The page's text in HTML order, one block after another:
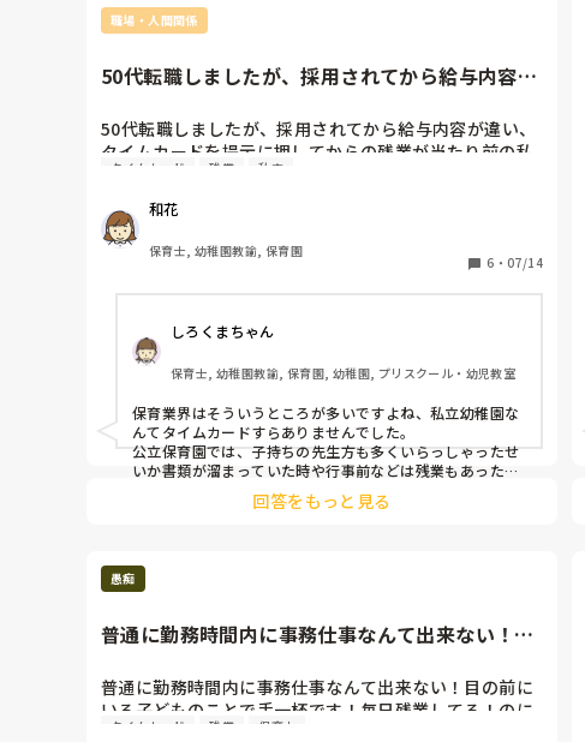
紙を差し込んで印字される機械
などです。
こういったものがないと、ずるずると残ることになってし
まいますよね😣
何か対応が変わることを祈っております🥹
職場・人間関係
50代転職しましたが、採用されてから給与内容が
50代転職しましたが、採用されてから給与内容が違い、
タイムカードを提示に押してからの残業が当たり前の私
毎日、バタバタで休憩も取れません。自己犠牲を美化す
る保育士が多い中、残業をしないで帰ると犯罪のように
言われます。ブラックですよね…
タイムカード 残業 私立
和花
保育士, 幼稚園教諭, 保育園
6 ・ 07/14
しろくまちゃん
保育士, 幼稚園教諭, 保育園, 幼稚園, プリスクール・幼児教室
保育業界はそういうところが多いですよね、私立幼稚園な
んてタイムカードすらありませんでした。
公立保育園では、子持ちの先生方も多くいらっしゃったせ
いか書類が溜まっていた時や行事前などは残業もあったも
のの少なめでしたし、短いながら休憩もありました。ブラ
ック具合は私立よりましかと思います。
回答をもっと見る
愚痴
普通に勤務時間内に事務仕事なんて出来ない！目
普通に勤務時間内に事務仕事なんて出来ない！目の前に
いる子どものことで手一杯です！毎日残業してる！のに
タイムカード 残業 保育士